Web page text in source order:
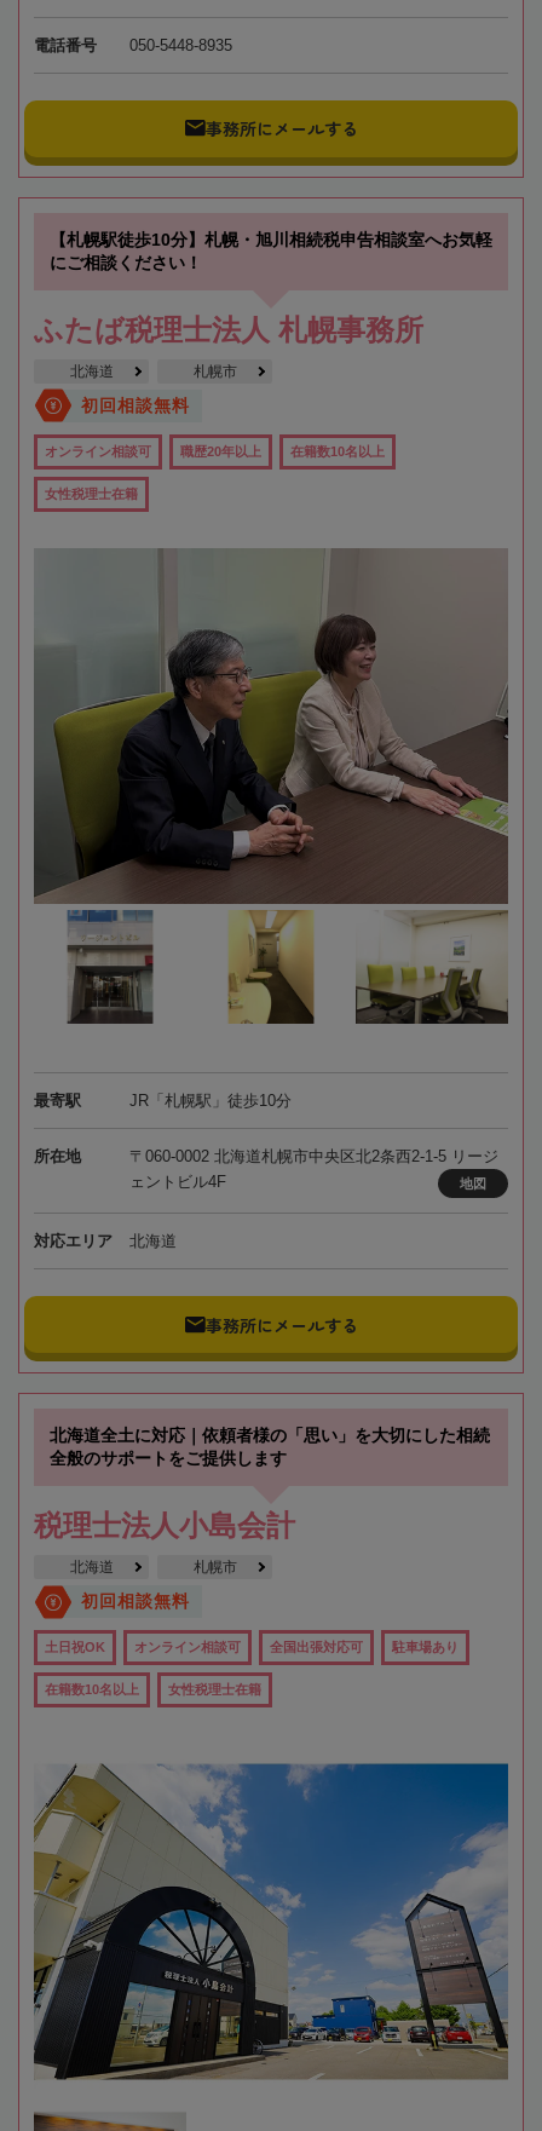
電話番号 050-5448-8935
事務所にメールする
【札幌駅徒歩10分】札幌・旭川相続税申告相談室へお気軽
にご相談ください！
ふたば税理士法人 札幌事務所
北海道 札幌市
初回相談無料
オンライン相談可 職歴20年以上 在籍数10名以上
女性税理士在籍
最寄駅 JR「札幌駅」徒歩10分
所在地
〒060-0002 北海道札幌市中央区北2条西2-1-5 リージ
ェントビル4F
地図
対応エリア 北海道
事務所にメールする
北海道全土に対応｜依頼者様の「思い」を大切にした相続
全般のサポートをご提供します
税理士法人小島会計
北海道 札幌市
初回相談無料
土日祝OK オンライン相談可 全国出張対応可 駐車場あり
在籍数10名以上 女性税理士在籍